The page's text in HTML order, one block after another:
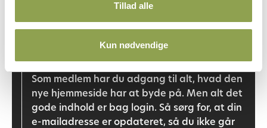
Tillad alle
Kun nødvendige
Velkommen!
Som medlem har du adgang til alt, hvad den
nye hjemmeside har at byde på. Men alt det
gode indhold er bag login. Så sørg for, at din
e-mailadresse er opdateret, så du ikke går